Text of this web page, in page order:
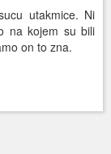
utakmice. Ni
na kojem su bili
on to zna.